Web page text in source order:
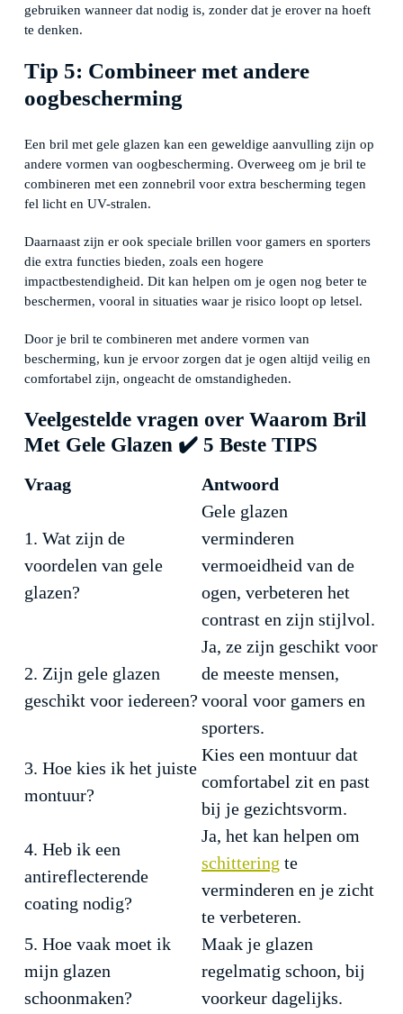
gebruiken wanneer dat nodig is, zonder dat je erover na hoeft
te denken.
Tip 5: Combineer met andere
oogbescherming
Een bril met gele glazen kan een geweldige aanvulling zijn op
andere vormen van oogbescherming. Overweeg om je bril te
combineren met een zonnebril voor extra bescherming tegen
fel licht en UV-stralen.
Daarnaast zijn er ook speciale brillen voor gamers en sporters
die extra functies bieden, zoals een hogere
impactbestendigheid. Dit kan helpen om je ogen nog beter te
beschermen, vooral in situaties waar je risico loopt op letsel.
Door je bril te combineren met andere vormen van
bescherming, kun je ervoor zorgen dat je ogen altijd veilig en
comfortabel zijn, ongeacht de omstandigheden.
Veelgestelde vragen over Waarom Bril
Met Gele Glazen ✔️ 5 Beste TIPS
Vraag Antwoord
1. Wat zijn de
voordelen van gele
glazen?
Gele glazen
verminderen
vermoeidheid van de
ogen, verbeteren het
contrast en zijn stijlvol.
2. Zijn gele glazen
geschikt voor iedereen?
Ja, ze zijn geschikt voor
de meeste mensen,
vooral voor gamers en
sporters.
3. Hoe kies ik het juiste
montuur?
Kies een montuur dat
comfortabel zit en past
bij je gezichtsvorm.
4. Heb ik een
antireflecterende
coating nodig?
Ja, het kan helpen om
schittering te
verminderen en je zicht
te verbeteren.
5. Hoe vaak moet ik
mijn glazen
schoonmaken?
Maak je glazen
regelmatig schoon, bij
voorkeur dagelijks.